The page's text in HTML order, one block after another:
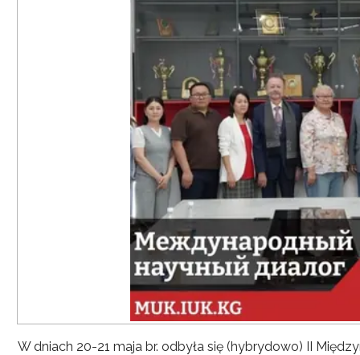
W dniach 20-21 maja br. odbyła się (hybrydowo) II